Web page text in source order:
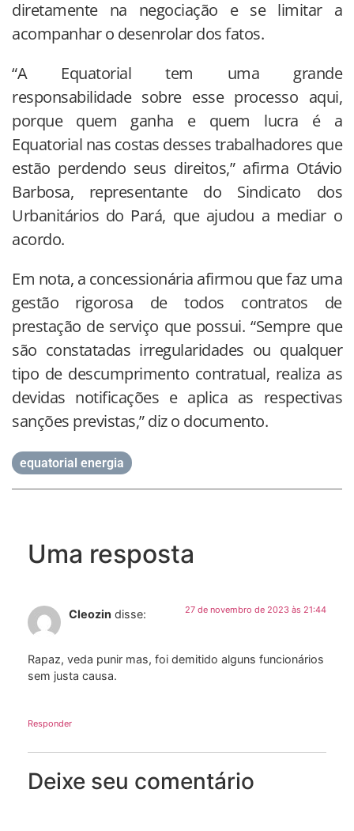
diretamente na negociação e se limitar a
acompanhar o desenrolar dos fatos.
“A Equatorial tem uma grande
responsabilidade sobre esse processo aqui,
porque quem ganha e quem lucra é a
Equatorial nas costas desses trabalhadores que
estão perdendo seus direitos,” afirma Otávio
Barbosa, representante do Sindicato dos
Urbanitários do Pará, que ajudou a mediar o
acordo.
Em nota, a concessionária afirmou que faz uma
gestão rigorosa de todos contratos de
prestação de serviço que possui. “Sempre que
são constatadas irregularidades ou qualquer
tipo de descumprimento contratual, realiza as
devidas notificações e aplica as respectivas
sanções previstas,” diz o documento.
equatorial energia
Uma resposta
Cleozin disse: 27 de novembro de 2023 às 21:44
Rapaz, veda punir mas, foi demitido alguns funcionários
sem justa causa.
Responder
Deixe seu comentário